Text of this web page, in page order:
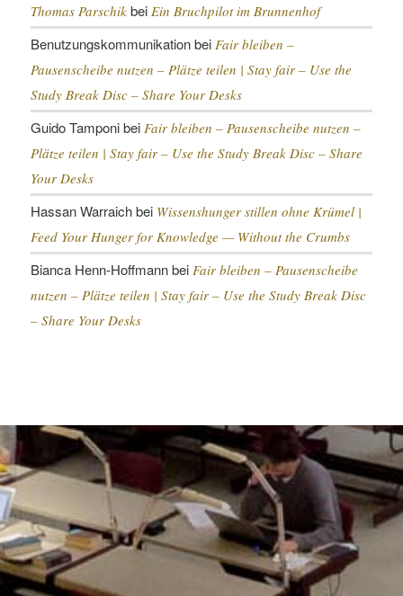
Thomas Parschikbei Ein Bruchpilot im Brunnenhof
Benutzungskommunikationbei Fair bleiben –
Pausenscheibe nutzen – Plätze teilen | Stay fair – Use the
Study Break Disc – Share Your Desks
Guido Tamponibei Fair bleiben – Pausenscheibe nutzen –
Plätze teilen | Stay fair – Use the Study Break Disc – Share
Your Desks
Hassan Warraichbei Wissenshunger stillen ohne Krümel |
Feed Your Hunger for Knowledge — Without the Crumbs
Bianca Henn-Hoffmannbei Fair bleiben – Pausenscheibe
nutzen – Plätze teilen | Stay fair – Use the Study Break Disc
– Share Your Desks